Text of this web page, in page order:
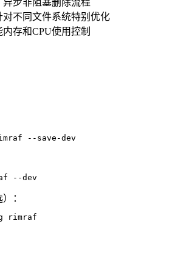
对不同文件系统特别优化
内存和CPU使用控制
--save-dev
--dev
）：
rimraf